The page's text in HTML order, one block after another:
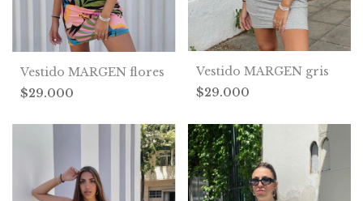
Vestido MARGEN flores
$29.000
Vestido MARGEN gris
$29.000